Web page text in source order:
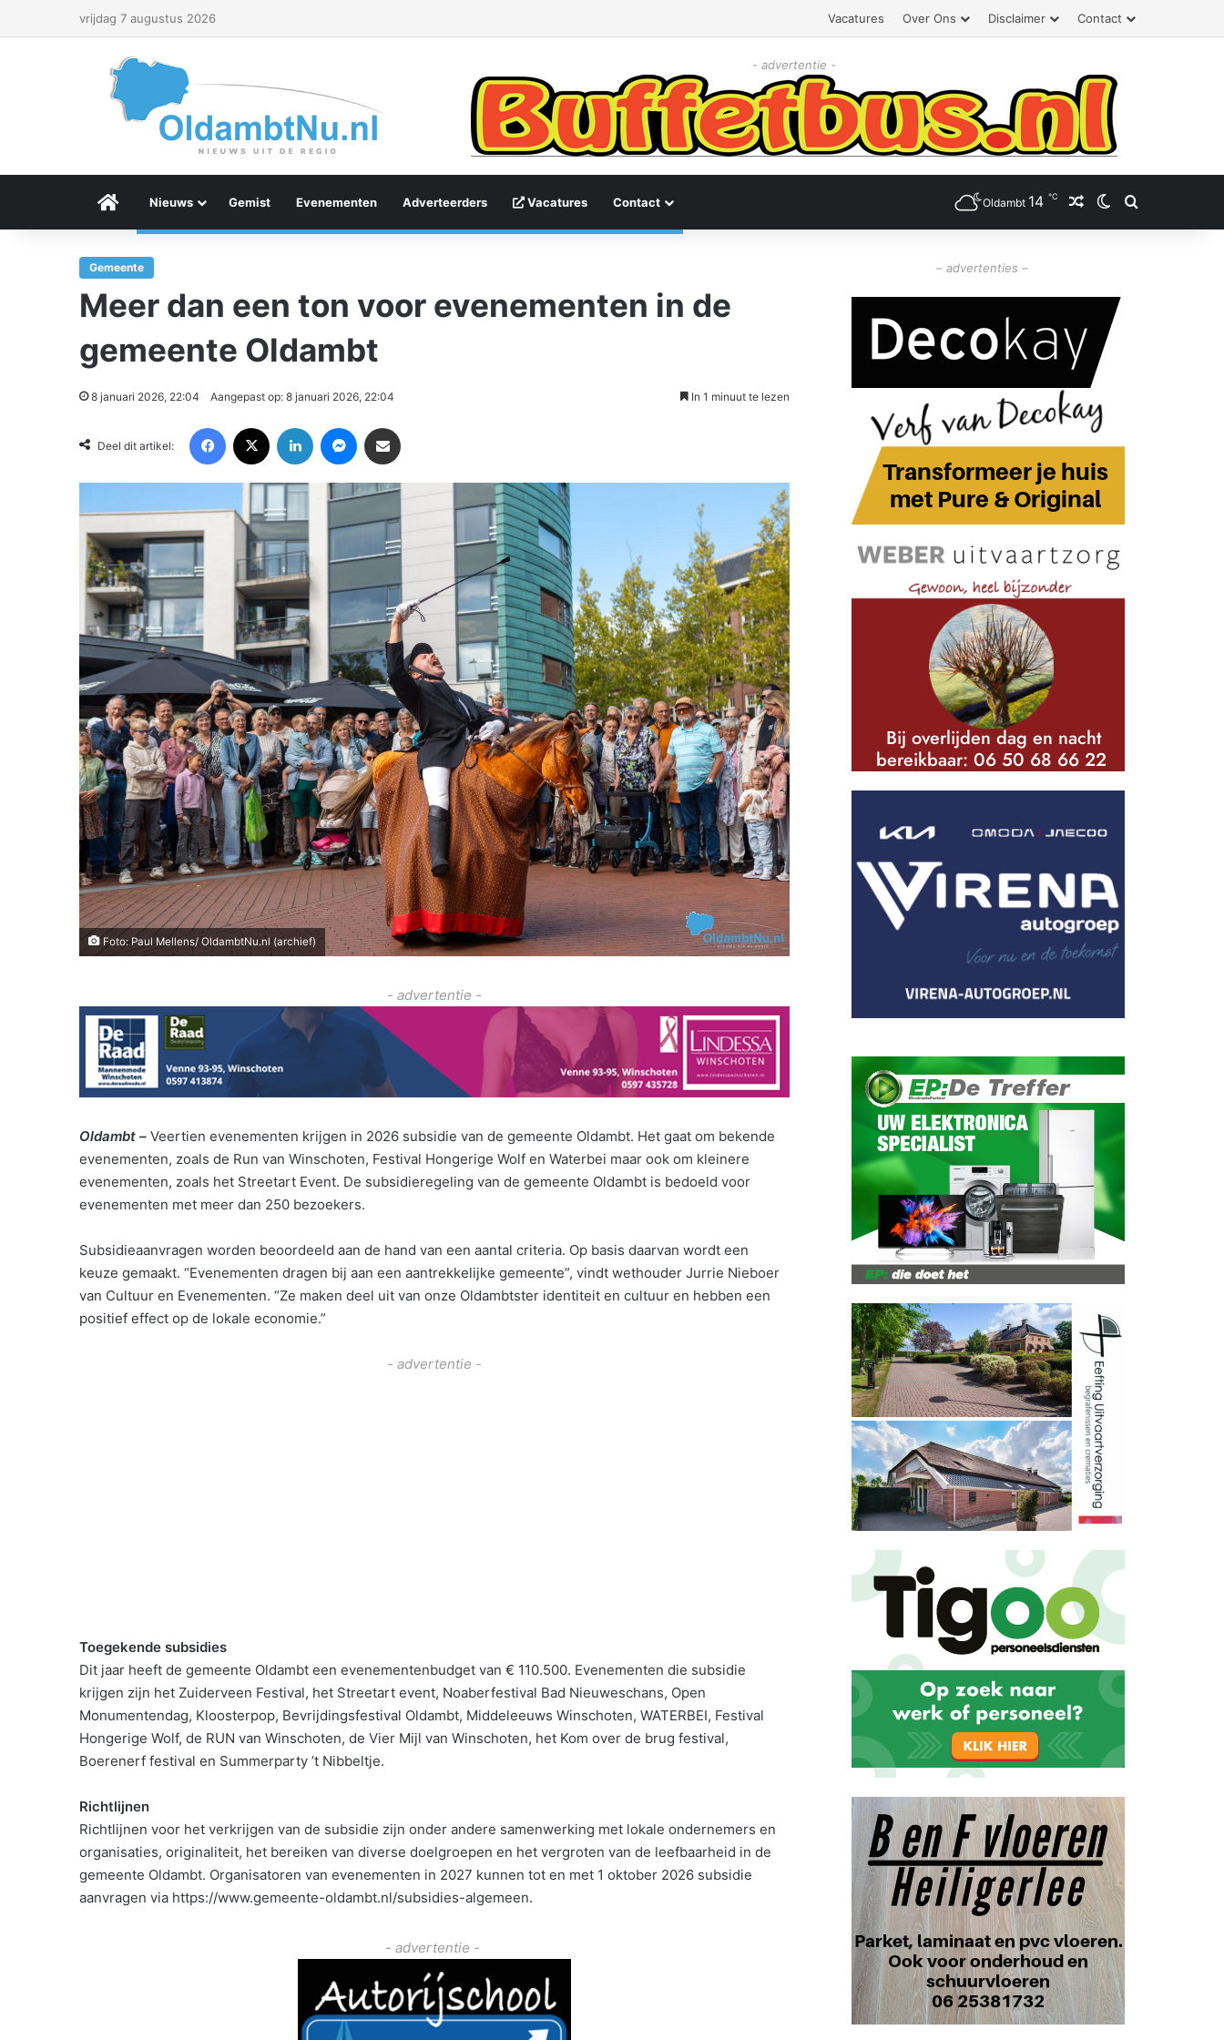
vrijdag 7 augustus 2026 Vacatures Over Ons Disclaimer Contact
- advertentie -
Menu Item
Nieuws Gemist Evenementen Adverteerders Vacatures Contact Oldambt 14 ℃ Willekeurig artikel
Switch skin
Zoeken
Gemeente
Meer dan een ton voor evenementen in de
gemeente Oldambt
8 januari 2026, 22:04 Aangepast op: 8 januari 2026, 22:04 In 1 minuut te lezen
Deel dit artikel:
Foto: Paul Mellens/ OldambtNu.nl (archief)
- advertentie -
Oldambt – Veertien evenementen krijgen in 2026 subsidie van de gemeente Oldambt. Het gaat om bekende
evenementen, zoals de Run van Winschoten, Festival Hongerige Wolf en Waterbei maar ook om kleinere
evenementen, zoals het Streetart Event. De subsidieregeling van de gemeente Oldambt is bedoeld voor
evenementen met meer dan 250 bezoekers.
Subsidieaanvragen worden beoordeeld aan de hand van een aantal criteria. Op basis daarvan wordt een
keuze gemaakt. “Evenementen dragen bij aan een aantrekkelijke gemeente”, vindt wethouder Jurrie Nieboer
van Cultuur en Evenementen. “Ze maken deel uit van onze Oldambtster identiteit en cultuur en hebben een
positief effect op de lokale economie.”
- advertentie -
Toegekende subsidies
Dit jaar heeft de gemeente Oldambt een evenementenbudget van € 110.500. Evenementen die subsidie
krijgen zijn het Zuiderveen Festival, het Streetart event, Noaberfestival Bad Nieuweschans, Open
Monumentendag, Kloosterpop, Bevrijdingsfestival Oldambt, Middeleeuws Winschoten, WATERBEI, Festival
Hongerige Wolf, de RUN van Winschoten, de Vier Mijl van Winschoten, het Kom over de brug festival,
Boerenerf festival en Summerparty ’t Nibbeltje.
Richtlijnen
Richtlijnen voor het verkrijgen van de subsidie zijn onder andere samenwerking met lokale ondernemers en
organisaties, originaliteit, het bereiken van diverse doelgroepen en het vergroten van de leefbaarheid in de
gemeente Oldambt. Organisatoren van evenementen in 2027 kunnen tot en met 1 oktober 2026 subsidie
aanvragen via https://www.gemeente-oldambt.nl/subsidies-algemeen.
- advertentie -
– advertenties –